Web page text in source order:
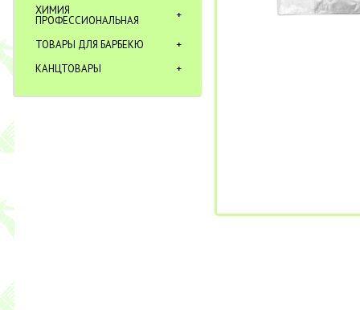
ХИМИЯ
ПРОФЕССИОНАЛЬНАЯ
ТОВАРЫ ДЛЯ БАРБЕКЮ
КАНЦТОВАРЫ